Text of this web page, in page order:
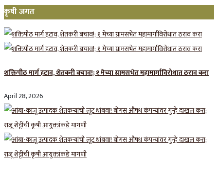
कृषी जगत
शक्तिपीठ मार्ग हटाव, शेतकरी बचाव!; १ मेच्या ग्रामसभेत महामार्गाविरोधात ठराव करा
April 28, 2026